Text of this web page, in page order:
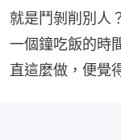
就是鬥剝削別人
一個鐘吃飯的時
直這麼做，便覺